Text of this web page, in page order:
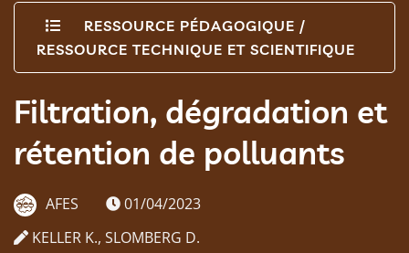
RESSOURCE PÉDAGOGIQUE /
RESSOURCE TECHNIQUE ET SCIENTIFIQUE
Filtration, dégradation et
rétention de polluants
AFES
01/04/2023
KELLER K., SLOMBERG D.